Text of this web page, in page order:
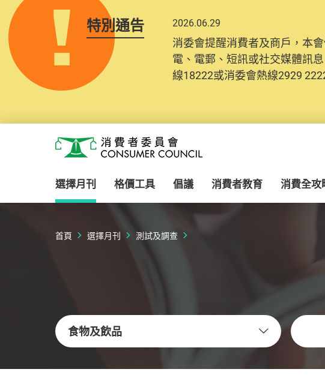
特別通告 2026.06.29
消委會提醒消費者及商戶，本
電、電郵、短訊或社交媒體訊
線18222或消委會熱線2929
消費者委員會
選擇月刊 格價工具 倡議 消費者教育 消費全攻
首頁 選擇月刊 測試及調查
食物及飲品
關鍵字